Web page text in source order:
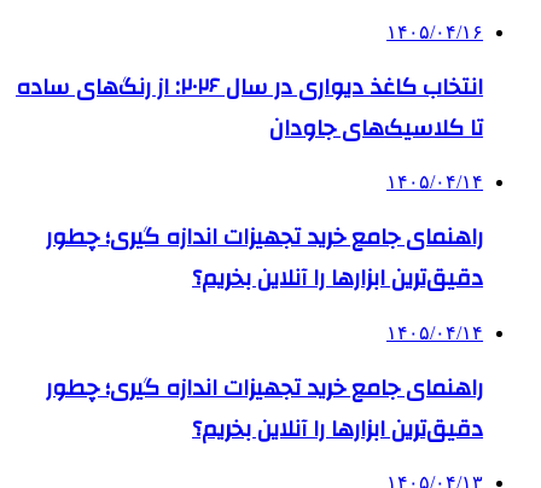
۱۴۰۵/۰۴/۱۶
انتخاب کاغذ دیواری در سال ۲۰۲۶: از رنگ‌های ساده
تا کلاسیک‌های جاودان
۱۴۰۵/۰۴/۱۴
راهنمای جامع خرید تجهیزات اندازه گیری؛ چطور
دقیق‌ترین ابزارها را آنلاین بخریم؟
۱۴۰۵/۰۴/۱۴
راهنمای جامع خرید تجهیزات اندازه گیری؛ چطور
دقیق‌ترین ابزارها را آنلاین بخریم؟
۱۴۰۵/۰۴/۱۳